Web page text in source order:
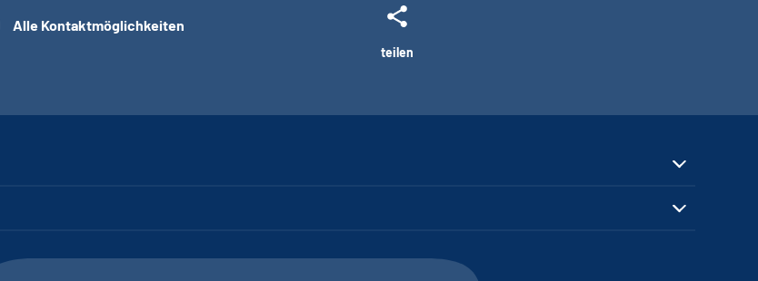
Alle Kontaktmöglichkeiten
teilen